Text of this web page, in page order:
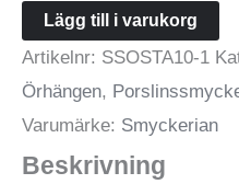
Örhänge
med
stift
-
Adam
Lägg till i varukorg
Artikelnr: SSOSTA10-1
Örhängen,
Varumärke: Smyckerian
Beskrivning